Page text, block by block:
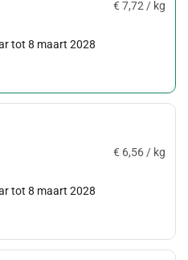
€ 7,72 / kg
tot 8 maart 2028
€ 6,56 / kg
tot 8 maart 2028